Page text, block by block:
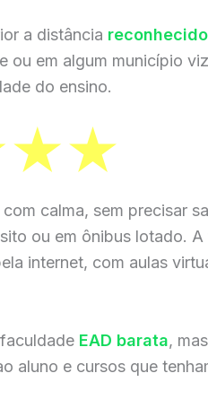
a distância
ou em algum município
do ensino.
calma, sem precisar
ou em ônibus lotado.
internet, com aulas
EAD barata,
aluno e cursos que